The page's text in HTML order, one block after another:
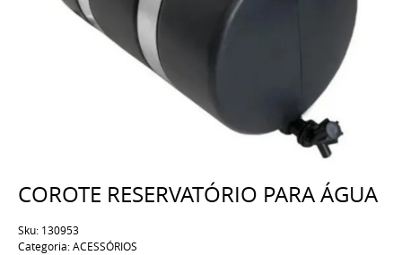
COROTE RESERVATÓRIO PARA ÁGUA
Sku: 130953
Categoria:ACESSÓRIOS